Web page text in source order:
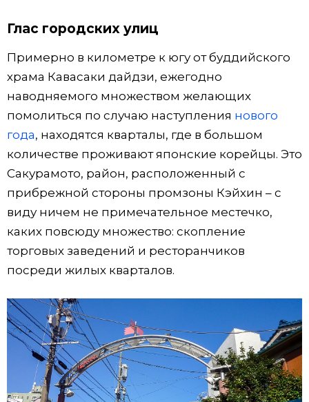
Глас городских улиц
Примерно в километре к югу от буддийского
храма Кавасаки дайдзи, ежегодно
наводняемого множеством желающих
помолиться по случаю наступления нового
года, находятся кварталы, где в большом
количестве проживают японские корейцы. Это
Сакурамото, район, расположенный с
прибрежной стороны промзоны Кэйхин – с
виду ничем не примечательное местечко,
каких повсюду множество: скопление
торговых заведений и ресторанчиков
посреди жилых кварталов.